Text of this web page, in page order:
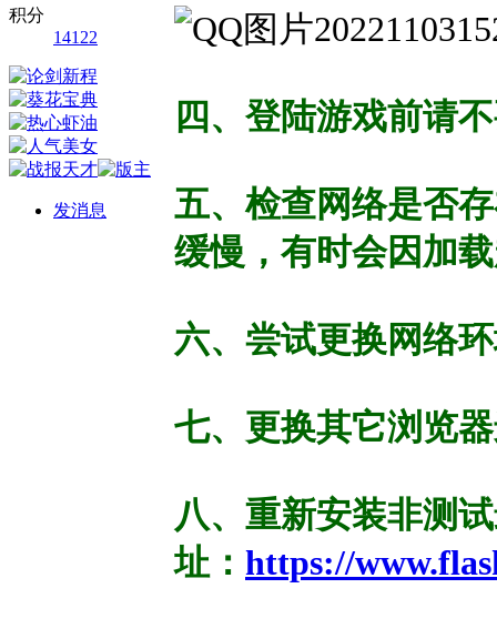
积分
14122
发消息
四、登陆游戏前请
五、检查网络是否
缓慢，有时会因加
六、尝试更换网络
七、更换其它浏览
八、重新安装非测
址： https://